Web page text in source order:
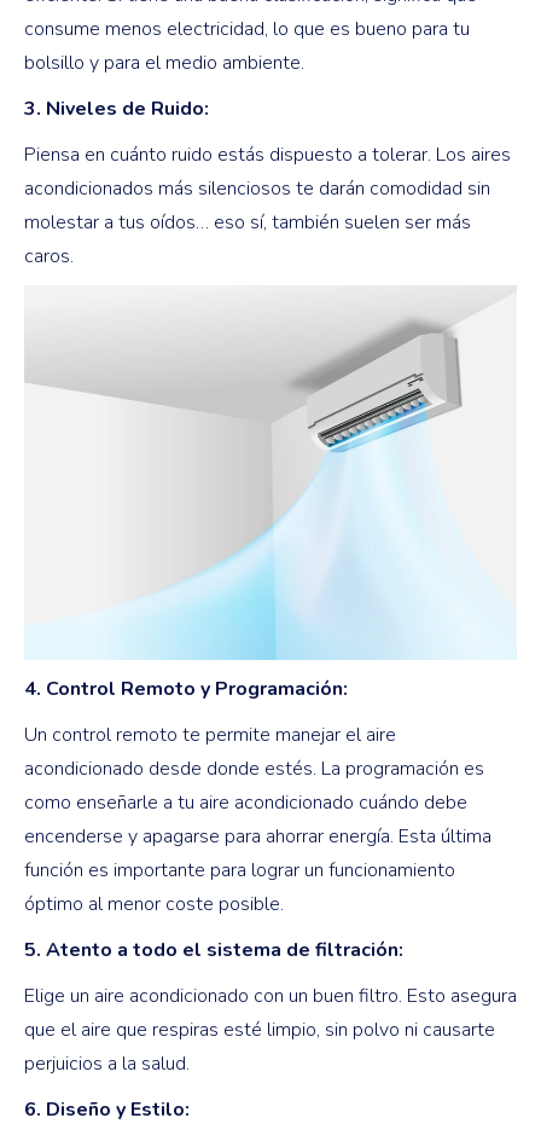
consume menos electricidad, lo que es bueno para tu
bolsillo y para el medio ambiente.
3. Niveles de Ruido:
Piensa en cuánto ruido estás dispuesto a tolerar. Los aires
acondicionados más silenciosos te darán comodidad sin
molestar a tus oídos… eso sí, también suelen ser más
caros.
4. Control Remoto y Programación:
Un control remoto te permite manejar el aire
acondicionado desde donde estés. La programación es
como enseñarle a tu aire acondicionado cuándo debe
encenderse y apagarse para ahorrar energía. Esta última
función es importante para lograr un funcionamiento
óptimo al menor coste posible.
5. Atento a todo el sistema de filtración:
Elige un aire acondicionado con un buen filtro. Esto asegura
que el aire que respiras esté limpio, sin polvo ni causarte
perjuicios a la salud.
6. Diseño y Estilo: